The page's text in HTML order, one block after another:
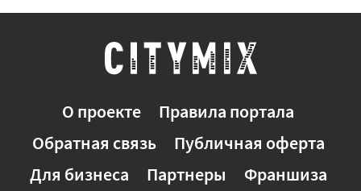
О проекте
Правила портала
Обратная связь
Публичная оферта
Для бизнеса
Партнеры Франшиза